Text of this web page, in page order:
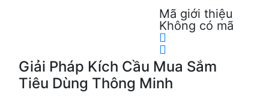
Mã giới thiệu
Không có mã
Giải Pháp Kích Cầu Mua Sắm
Tiêu Dùng Thông Minh